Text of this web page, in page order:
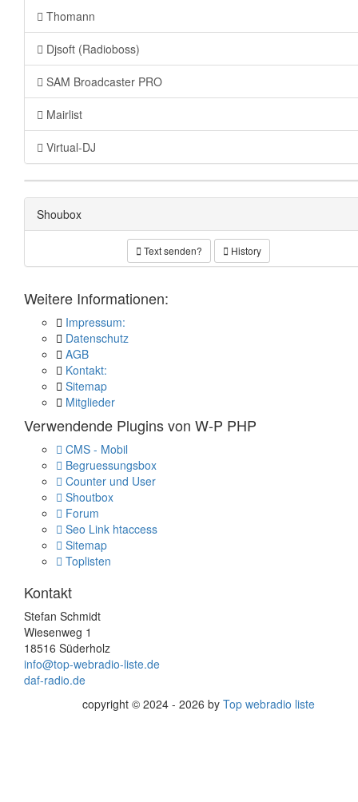
Thomann
Djsoft (Radioboss)
SAM Broadcaster PRO
Mairlist
Virtual-DJ
Shoubox
Text senden? History
Weitere Informationen:
Impressum:
Datenschutz
AGB
Kontakt:
Sitemap
Mitglieder
Verwendende Plugins von W-P PHP
CMS - Mobil
Begruessungsbox
Counter und User
Shoutbox
Forum
Seo Link htaccess
Sitemap
Toplisten
Kontakt
Stefan Schmidt
Wiesenweg 1
18516 Süderholz
info@top-webradio-liste.de
daf-radio.de
copyright © 2024 - 2026 by Top webradio liste